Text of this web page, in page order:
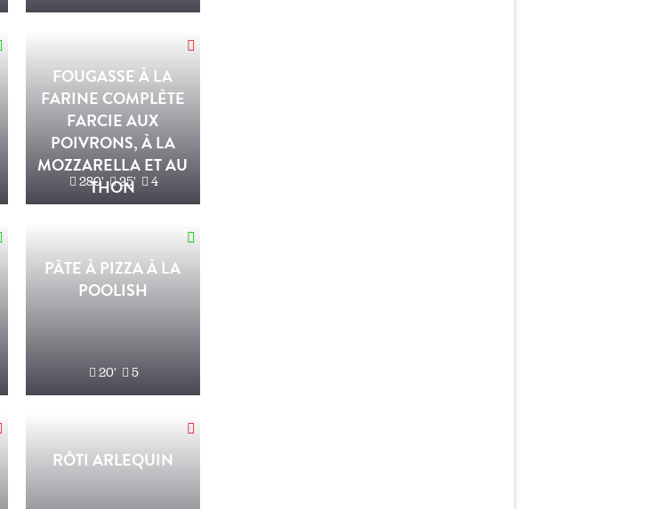
FOUGASSE À LA
FARINE COMPLÈTE
FARCIE AUX
POIVRONS, À LA
MOZZARELLA ET AU
THON
280' 25' 4
PÂTE À PIZZA À LA
POOLISH
20' 5
RÔTI ARLEQUIN